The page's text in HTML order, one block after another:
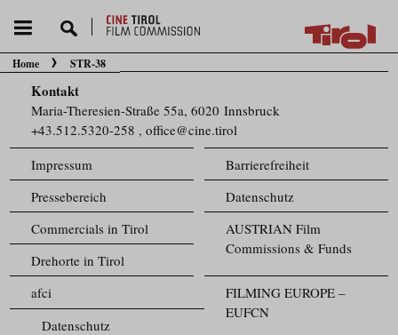
Sie befinden sich hier:
Home STR-38
Kontakt
Maria-Theresien-Straße 55a, 6020 Innsbruck
+43.512.5320-258 ,office@cine.tirol
Impressum
Barrierefreiheit
Pressebereich
Datenschutz
Commercials in Tirol
AUSTRIAN Film
Commissions & Funds
Drehorte in Tirol
FILMING EUROPE –
EUFCN
afci
Datenschutz